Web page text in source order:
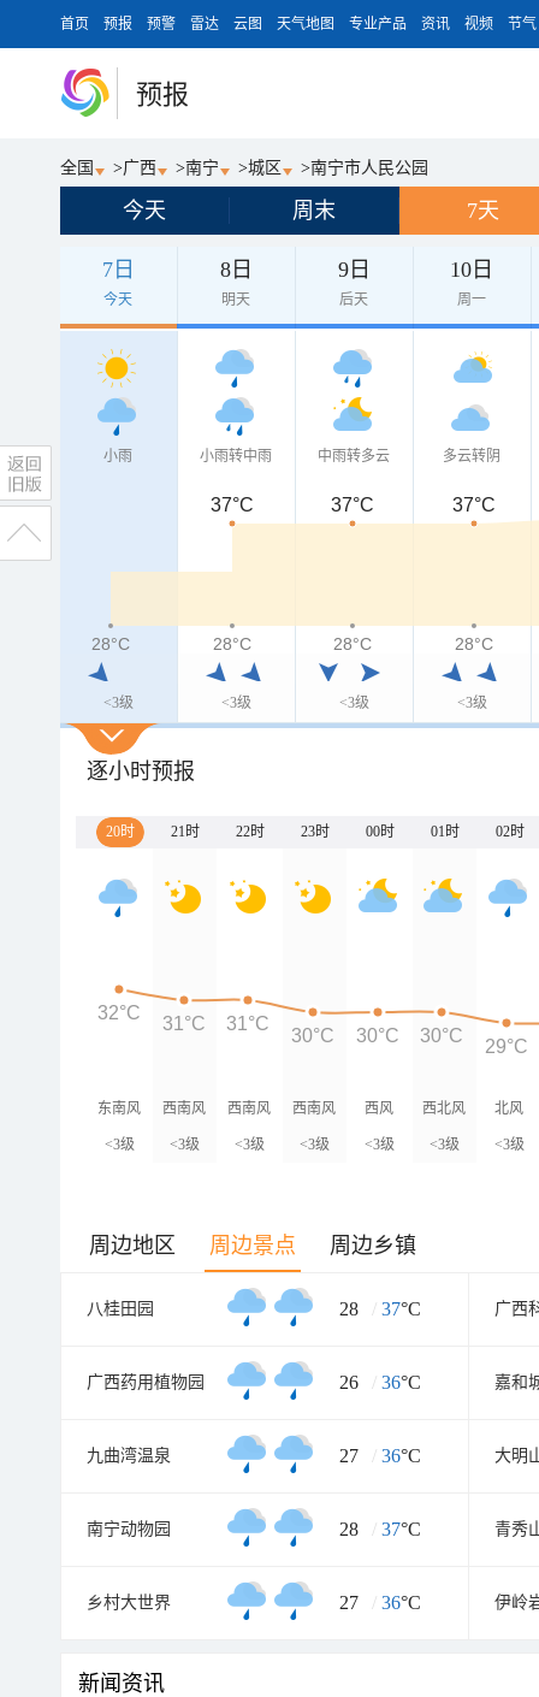
首页 预报 预警 雷达 云图 天气地图 专业产品 资讯 视频 节气
预报
全国 >广西 >南宁 >城区 >南宁市人民公园
今天 周末 7天
7日
今天
8日
明天
9日
后天
10日
周一
小雨
<3级
小雨转中雨
<3级
中雨转多云
<3级
多云转阴
<3级
37°C 37°C 37°C
28°C 28°C 28°C 28°C
逐小时预报
20时 21时 22时 23时 00时 01时 02时
东南风
<3级
西南风
<3级
西南风
<3级
西南风
<3级
西风
<3级
西北风
<3级
北风
<3级
32°C
31°C 31°C
30°C 30°C 30°C
29°C
周边地区 周边景点 周边乡镇
八桂田园 28 / 37°C 广西
广西药用植物园 26 / 36°C 嘉和
九曲湾温泉 27 / 36°C 大明
南宁动物园 28 / 37°C 青秀
乡村大世界 27 / 36°C 伊岭
新闻资讯